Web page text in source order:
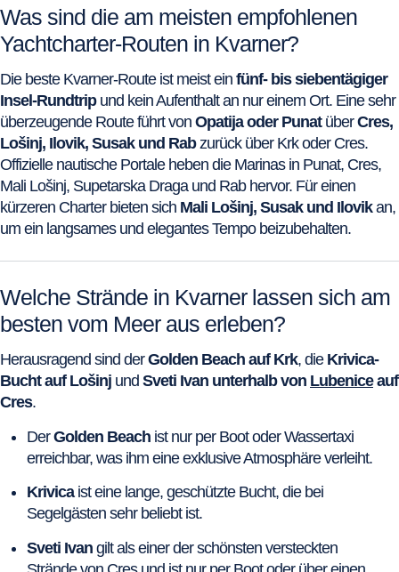
Was sind die am meisten empfohlenen
Yachtcharter-Routen in Kvarner?
Die beste Kvarner-Route ist meist ein fünf- bis siebentägiger
Insel-Rundtripund kein Aufenthalt an nur einem Ort. Eine sehr
überzeugende Route führt von Opatija oder PunatüberCres,
Lošinj, Ilovik, Susak und Rabzurück über Krk oder Cres.
Offizielle nautische Portale heben die Marinas in Punat, Cres,
Mali Lošinj, Supetarska Draga und Rab hervor. Für einen
kürzeren Charter bieten sich Mali Lošinj, Susak und Ilovikan,
um ein langsames und elegantes Tempo beizubehalten.
Welche Strände in Kvarner lassen sich am
besten vom Meer aus erleben?
Herausragend sind derGolden Beach auf Krk, die Krivica-
Bucht auf Lošinj und Sveti Ivan unterhalb von Lubeniceauf
Cres.
DerGolden Beach ist nur per Boot oder Wassertaxi
erreichbar, was ihm eine exklusive Atmosphäre verleiht.
Krivicaist eine lange, geschützte Bucht, die bei
Segelgästen sehr beliebt ist.
Sveti Ivan gilt als einer der schönsten versteckten